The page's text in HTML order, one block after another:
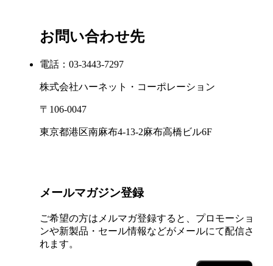
お問い合わせ先
電話：03-3443-7297
株式会社ハーネット・コーポレーション
〒106-0047
東京都港区南麻布4-13-2麻布高橋ビル6F
メールマガジン登録
ご希望の方はメルマガ登録すると、プロモーショ
ンや新製品・セール情報などがメールにて配信さ
れます。